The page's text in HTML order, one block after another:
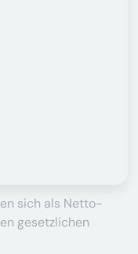
sich als Netto-
gesetzlichen